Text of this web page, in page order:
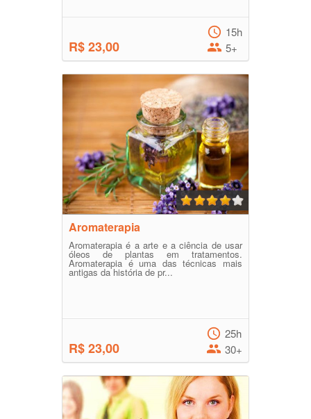
R$ 23,00
15h
5+
Aromaterapia
Aromaterapia é a arte e a ciência de usar
óleos de plantas em tratamentos.
Aromaterapia é uma das técnicas mais
antigas da história de pr...
R$ 23,00
25h
30+